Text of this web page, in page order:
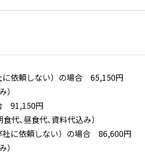
に依頼しない）の場合 65,150円
）
91,150円
代､昼食代､資料代込み）
社に依頼しない）の場合 86,600円
）